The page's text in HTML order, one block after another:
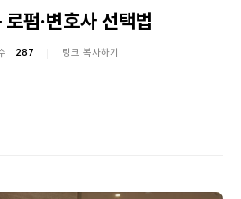
펌·변호사 선택법
287 링크 복사하기